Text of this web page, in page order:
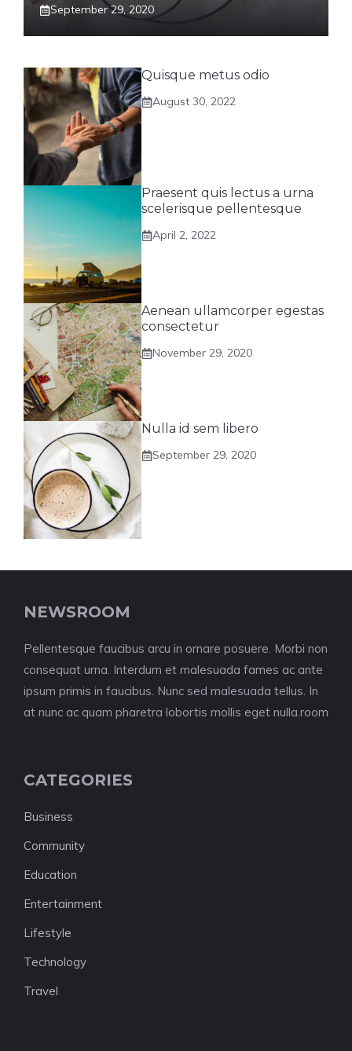
September 29, 2020
Quisque metus odio
August 30, 2022
Praesent quis lectus a urna
scelerisque pellentesque
April 2, 2022
Aenean ullamcorper egestas
consectetur
November 29, 2020
Nulla id sem libero
September 29, 2020
NEWSROOM
Pellentesque faucibus arcu in ornare posuere. Morbi non
consequat urna. Interdum et malesuada fames ac ante
ipsum primis in faucibus. Nunc sed malesuada tellus. In
at nunc ac quam pharetra lobortis mollis eget nulla.room
CATEGORIES
Business
Community
Education
Entertainment
Lifestyle
Technology
Travel